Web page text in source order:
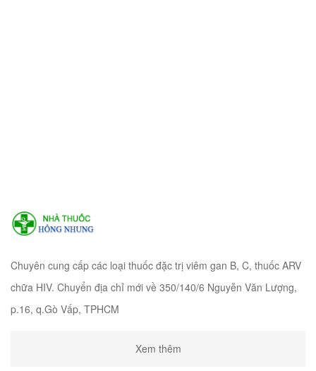
Chuyên cung cấp các loại thuốc đặc trị viêm gan B, C, thuốc ARV
chữa HIV. Chuyển địa chỉ mới về 350/140/6 Nguyễn Văn Lượng,
p.16, q.Gò Vấp, TPHCM
Xem thêm